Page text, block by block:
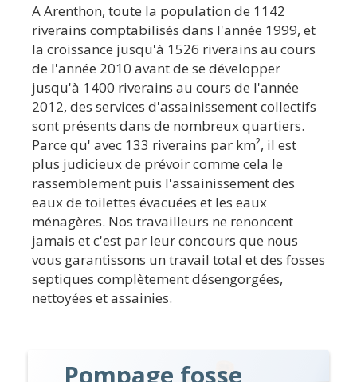
A Arenthon, toute la population de 1142
riverains comptabilisés dans l'année 1999, et
la croissance jusqu'à 1526 riverains au cours
de l'année 2010 avant de se développer
jusqu'à 1400 riverains au cours de l'année
2012, des services d'assainissement collectifs
sont présents dans de nombreux quartiers.
Parce qu' avec 133 riverains par km², il est
plus judicieux de prévoir comme cela le
rassemblement puis l'assainissement des
eaux de toilettes évacuées et les eaux
ménagères. Nos travailleurs ne renoncent
jamais et c'est par leur concours que nous
vous garantissons un travail total et des fosses
septiques complètement désengorgées,
nettoyées et assainies.
Pompage fosse